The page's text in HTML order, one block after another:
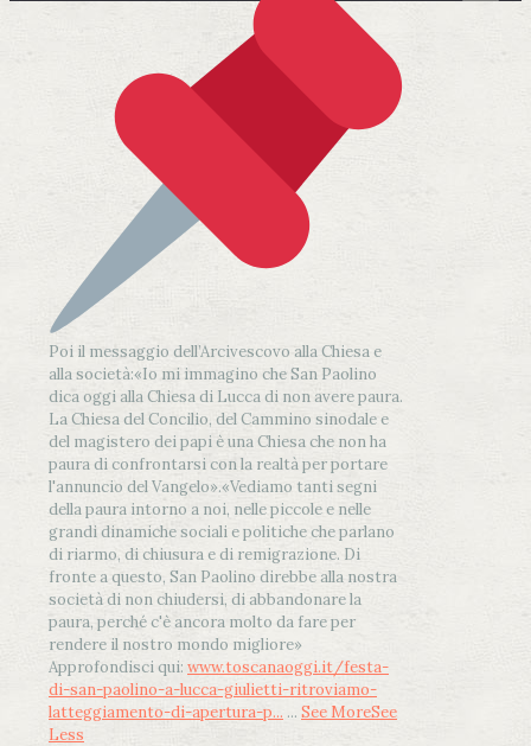
Poi il messaggio dell’Arcivescovo alla Chiesa e
alla società:«Io mi immagino che San Paolino
dica oggi alla Chiesa di Lucca di non avere paura.
La Chiesa del Concilio, del Cammino sinodale e
del magistero dei papi è una Chiesa che non ha
paura di confrontarsi con la realtà per portare
l'annuncio del Vangelo».«Vediamo tanti segni
della paura intorno a noi, nelle piccole e nelle
grandi dinamiche sociali e politiche che parlano
di riarmo, di chiusura e di remigrazione. Di
fronte a questo, San Paolino direbbe alla nostra
società di non chiudersi, di abbandonare la
paura, perché c'è ancora molto da fare per
rendere il nostro mondo migliore»
Approfondisci qui: www.toscanaoggi.it/festa-
di-san-paolino-a-lucca-giulietti-ritroviamo-
latteggiamento-di-apertura-p... ... See MoreSee
Less